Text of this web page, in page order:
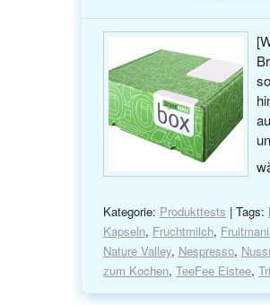
Kategorie: Produkttests | Tags:
Kapseln, Fruchtmilch,
Nature Valley, Nespresso,
zum Kochen, TeeFee Eistee,